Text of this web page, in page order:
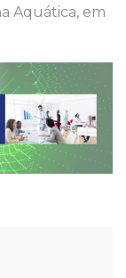
Aquática, em